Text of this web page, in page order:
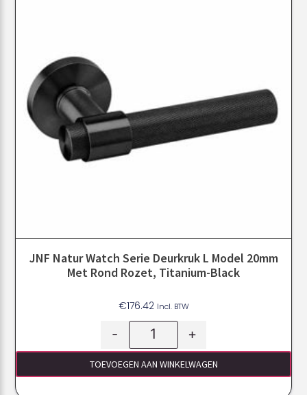
JNF Natur Watch Serie Deurkruk L Model 20mm
Met Rond Rozet, Titanium-Black
€176.42 Incl. BTW
- +
TOEVOEGEN AAN WINKELWAGEN